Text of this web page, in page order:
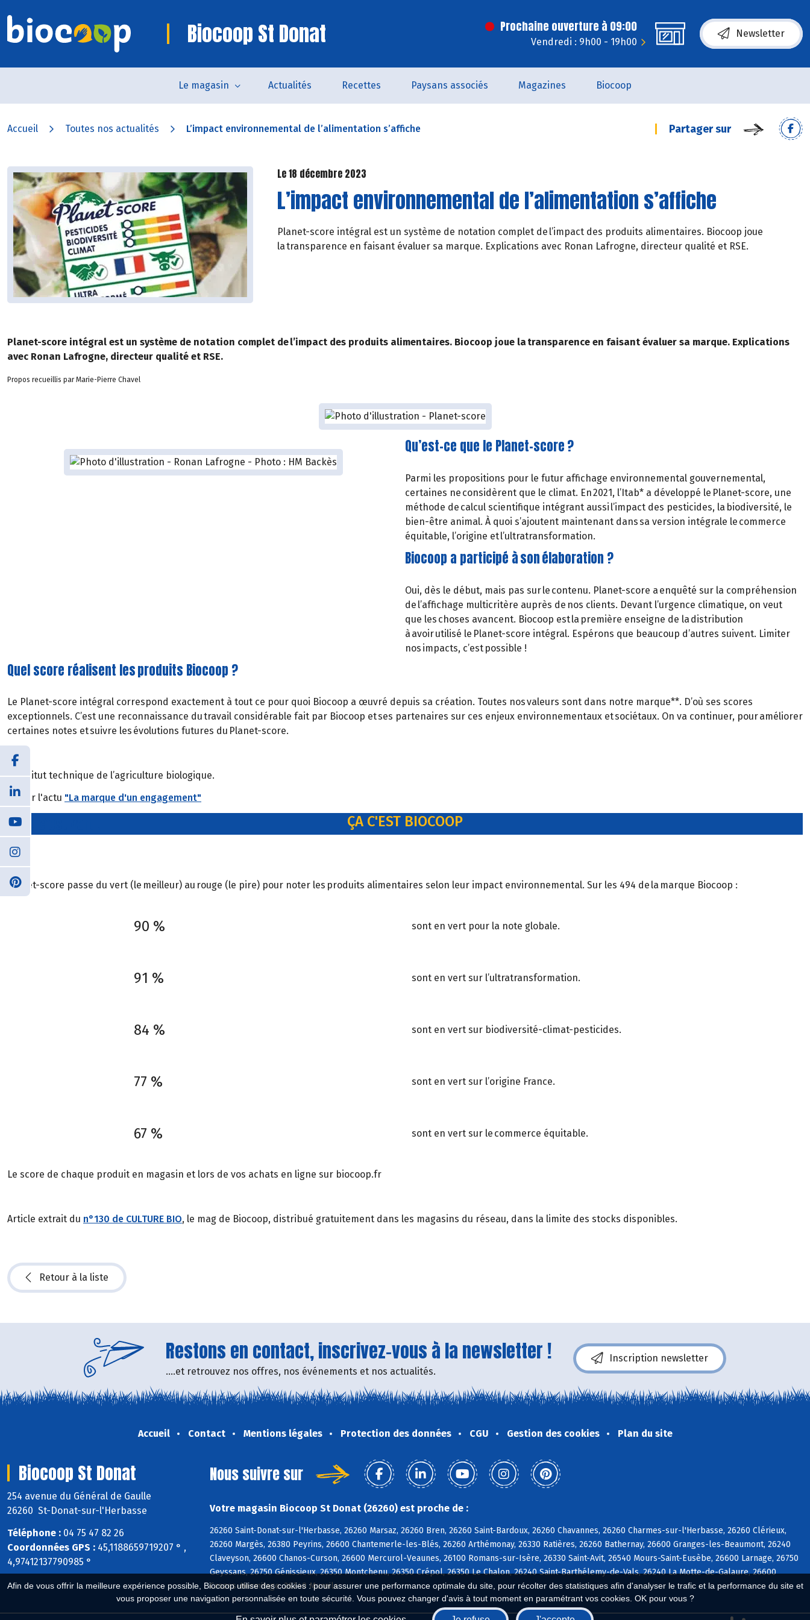
Afin de vous offrir la meilleure expérience possible, Biocoop utilise des cookies : pour assurer une performance optimale du site, pour récolter des statistiques afin d'analyser le trafic et la performance du site et
vous proposer une navigation personnalisée en toute sécurité. Vous pouvez changer d'avis à tout moment en paramétrant vos cookies. OK pour vous ?
Biocoop St Donat Prochaine ouverture à 09:00
Vendredi : 9h00 - 19h00
Newsletter
Le magasin Actualités Recettes Paysans associés Magazines Biocoop
Accueil Toutes nos actualités L’impact environnemental de l’alimentation s’affiche Partager sur
Le 18 décembre 2023
L’impact environnemental de l’alimentation s’affiche
Planet-score intégral est un système de notation complet de l’impact des produits alimentaires. Biocoop joue
la transparence en faisant évaluer sa marque. Explications avec Ronan Lafrogne, directeur qualité et RSE.
Planet-score intégral est un système de notation complet de l’impact des produits alimentaires. Biocoop joue la transparence en faisant évaluer sa marque. Explications
avec Ronan Lafrogne, directeur qualité et RSE.
Propos recueillis par Marie-Pierre Chavel
Qu’est-ce que le Planet-score ?
Parmi les propositions pour le futur affichage environnemental gouvernemental,
certaines ne considèrent que le climat. En 2021, l’Itab* a développé le Planet-score, une
méthode de calcul scientifique intégrant aussi l’impact des pesticides, la biodiversité, le
bien-être animal. À quoi s’ajoutent maintenant dans sa version intégrale le commerce
équitable, l’origine et l’ultratransformation.
Biocoop a participé à son élaboration ?
Oui, dès le début, mais pas sur le contenu. Planet-score a enquêté sur la compréhension
de l’affichage multicritère auprès de nos clients. Devant l’urgence climatique, on veut
que les choses avancent. Biocoop est la première enseigne de la distribution
à avoir utilisé le Planet-score intégral. Espérons que beaucoup d’autres suivent. Limiter
nos impacts, c’est possible !
Quel score réalisent les produits Biocoop ?
Le Planet-score intégral correspond exactement à tout ce pour quoi Biocoop a œuvré depuis sa création. Toutes nos valeurs sont dans notre marque**. D’où ses scores
exceptionnels. C’est une reconnaissance du travail considérable fait par Biocoop et ses partenaires sur ces enjeux environnementaux et sociétaux. On va continuer, pour améliorer
certaines notes et suivre les évolutions futures du Planet-score.
* Institut technique de l’agriculture biologique.
** Voir l'actu "La marque d'un engagement"
ÇA C'EST BIOCOOP
Vert, c'est vert !
Planet-score passe du vert (le meilleur) au rouge (le pire) pour noter les produits alimentaires selon leur impact environnemental. Sur les 494 de la marque Biocoop :
90 % sont en vert pour la note globale.
91 % sont en vert sur l’ultratransformation.
84 % sont en vert sur biodiversité-climat-pesticides.
77 % sont en vert sur l’origine France.
67 % sont en vert sur le commerce équitable.
Le score de chaque produit en magasin et lors de vos achats en ligne sur biocoop.fr
Article extrait du n°130 de CULTURE BIO, le mag de Biocoop, distribué gratuitement dans les magasins du réseau, dans la limite des stocks disponibles.
Retour à la liste
Restons en contact, inscrivez-vous à la newsletter !
....et retrouvez nos offres, nos événements et nos actualités.
Inscription newsletter
Accueil Contact Mentions légales Protection des données CGU Gestion des cookies Plan du site
Biocoop St Donat
254 avenue du Général de Gaulle
26260 St-Donat-sur-l'Herbasse
Téléphone : 04 75 47 82 26
Coordonnées GPS : 45,1188659719207 ° ,
4,97412137790985 °
Nous suivre sur
Votre magasin Biocoop St Donat (26260) est proche de :
26260 Saint-Donat-sur-l'Herbasse, 26260 Marsaz, 26260 Bren, 26260 Saint-Bardoux, 26260 Chavannes, 26260 Charmes-sur-l'Herbasse, 26260 Clérieux,
26260 Margès, 26380 Peyrins, 26600 Chantemerle-les-Blés, 26260 Arthémonay, 26330 Ratières, 26260 Bathernay, 26600 Granges-les-Beaumont, 26240
Claveyson, 26600 Chanos-Curson, 26600 Mercurol-Veaunes, 26100 Romans-sur-Isère, 26330 Saint-Avit, 26540 Mours-Saint-Eusèbe, 26600 Larnage, 26750
Geyssans, 26750 Génissieux, 26350 Montchenu, 26350 Crépol, 26350 Le Chalon, 26240 Saint-Barthélemy-de-Vals, 26240 La Motte-de-Galaure, 26600
Crozes-Hermitage, 26240 Mureils